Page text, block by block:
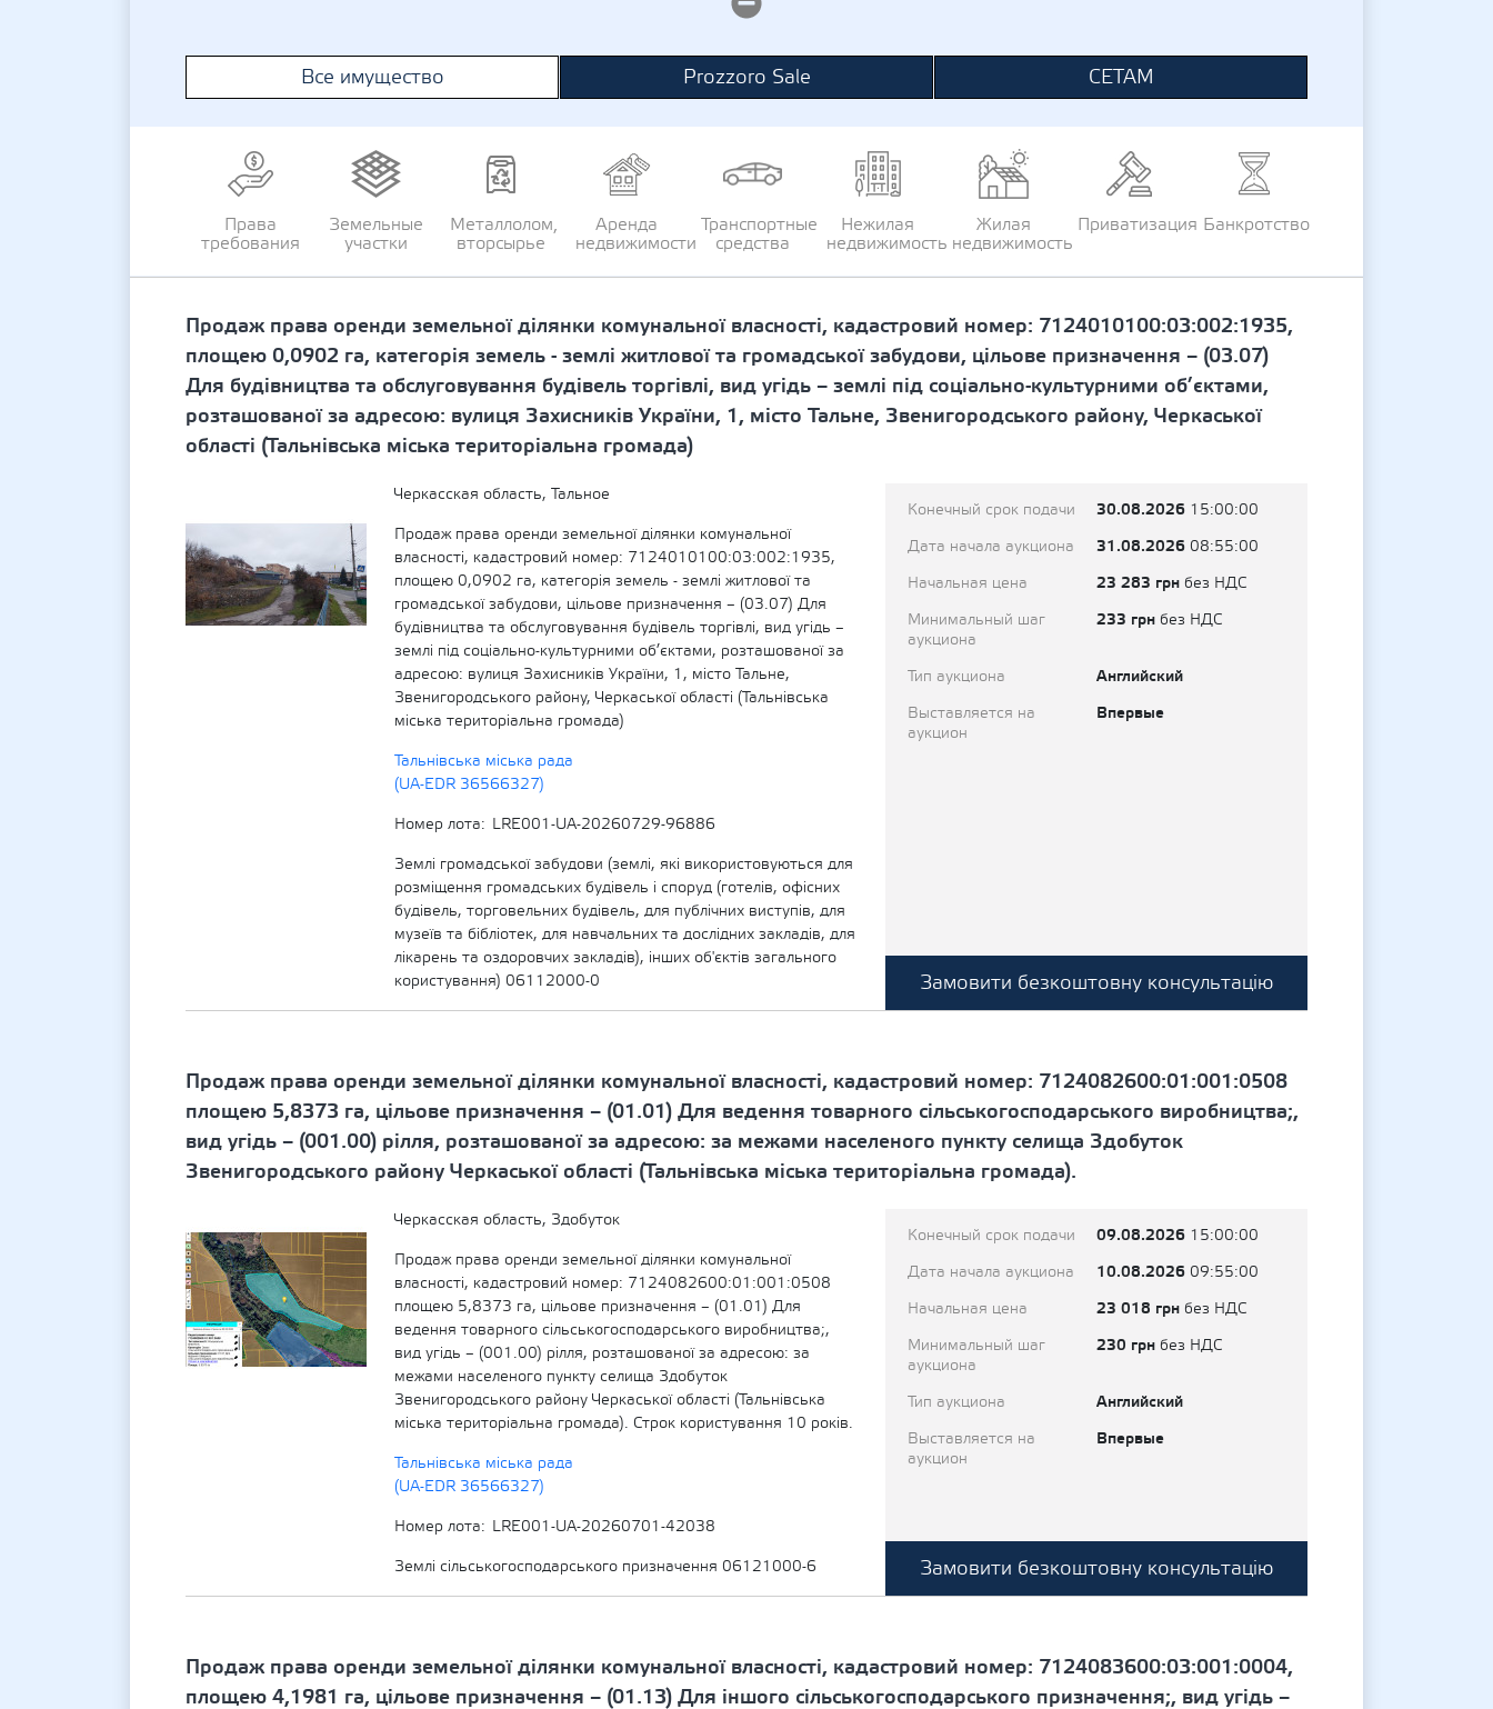
Все имущество Prozzoro Sale СЕТАМ
Права
требования
Земельные
участки
Металлолом,
вторсырье
Аренда
недвижимости
Транспортные
средства
Нежилая
недвижимость
Жилая
недвижимость
Приватизация Банкротство
Продаж права оренди земельної ділянки комунальної власності, кадастровий номер: 7124010100:03:002:1935,
площею 0,0902 га, категорія земель - землі житлової та громадської забудови, цільове призначення – (03.07)
Для будівництва та обслуговування будівель торгівлі, вид угідь – землі під соціально-культурними об’єктами,
розташованої за адресою: вулиця Захисників України, 1, місто Тальне, Звенигородського району, Черкаської
області (Тальнівська міська територіальна громада)
Черкасская область, Тальное
Продаж права оренди земельної ділянки комунальної
власності, кадастровий номер: 7124010100:03:002:1935,
площею 0,0902 га, категорія земель - землі житлової та
громадської забудови, цільове призначення – (03.07) Для
будівництва та обслуговування будівель торгівлі, вид угідь –
землі під соціально-культурними об’єктами, розташованої за
адресою: вулиця Захисників України, 1, місто Тальне,
Звенигородського району, Черкаської області (Тальнівська
міська територіальна громада)
Тальнівська міська рада
(UA-EDR 36566327)
Номер лота
LRE001-UA-20260729-96886
Землі громадської забудови (землі, які використовуються для
розміщення громадських будівель і споруд (готелів, офісних
будівель, торговельних будівель, для публічних виступів, для
музеїв та бібліотек, для навчальних та дослідних закладів, для
лікарень та оздоровчих закладів), інших об'єктів загального
користування) 06112000-0
Конечный срок подачи 30.08.2026 15:00:00
Дата начала аукциона
31.08.2026 08:55:00
Начальная цена
23 283 грн без НДС
Минимальный шаг
аукциона
233 грн без НДС
Тип аукциона Английский
Выставляется на
аукцион
Впервые
Замовити безкоштовну консультацію
Продаж права оренди земельної ділянки комунальної власності, кадастровий номер: 7124082600:01:001:0508
площею 5,8373 га, цільове призначення – (01.01) Для ведення товарного сільськогосподарського виробництва;,
вид угідь – (001.00) рілля, розташованої за адресою: за межами населеного пункту селища Здобуток
Звенигородського району Черкаської області (Тальнівська міська територіальна громада).
Черкасская область, Здобуток
Продаж права оренди земельної ділянки комунальної
власності, кадастровий номер: 7124082600:01:001:0508
площею 5,8373 га, цільове призначення – (01.01) Для
ведення товарного сільськогосподарського виробництва;,
вид угідь – (001.00) рілля, розташованої за адресою: за
межами населеного пункту селища Здобуток
Звенигородського району Черкаської області (Тальнівська
міська територіальна громада). Строк користування 10 років.
Тальнівська міська рада
(UA-EDR 36566327)
Номер лота
LRE001-UA-20260701-42038
Землі сільськогосподарського призначення 06121000-6
Конечный срок подачи 09.08.2026 15:00:00
Дата начала аукциона
10.08.2026 09:55:00
Начальная цена
23 018 грн без НДС
Минимальный шаг
аукциона
230 грн без НДС
Тип аукциона Английский
Выставляется на
аукцион
Впервые
Замовити безкоштовну консультацію
Продаж права оренди земельної ділянки комунальної власності, кадастровий номер: 7124083600:03:001:0004,
площею 4,1981 га, цільове призначення – (01.13) Для іншого сільськогосподарського призначення;, вид угідь –